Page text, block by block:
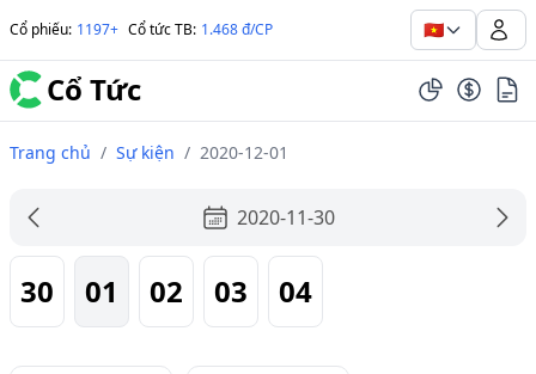
Cổ phiếu: 1197+ Cổ tức TB: 1.468 đ/CP 🇻🇳
Cổ Tức
Trang chủ / Sự kiện / 2020-12-01
2020-11-30
30 01 02 03 04